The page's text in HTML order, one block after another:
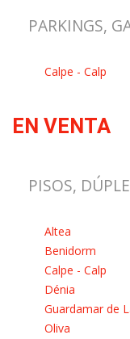
PARKINGS,
Calpe - Calp
EN VENTA
PISOS,
Altea
Benidorm
Calpe - Calp
Dénia
Guardamar de
Oliva